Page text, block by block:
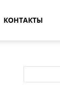
КОНТАКТЫ